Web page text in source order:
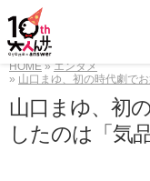
HOME
エンタメ
山口まゆ、初の時代劇で
山口まゆ、初
したのは「気